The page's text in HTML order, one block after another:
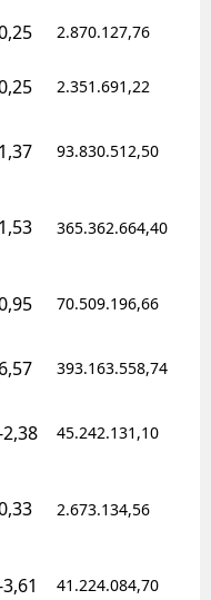
2.870.127,76
2.351.691,22
1,37 93.830.512,50
1,53 365.362.664,40
70.509.196,66
6,57 393.163.558,74
45.242.131,10
2.673.134,56
41.224.084,70